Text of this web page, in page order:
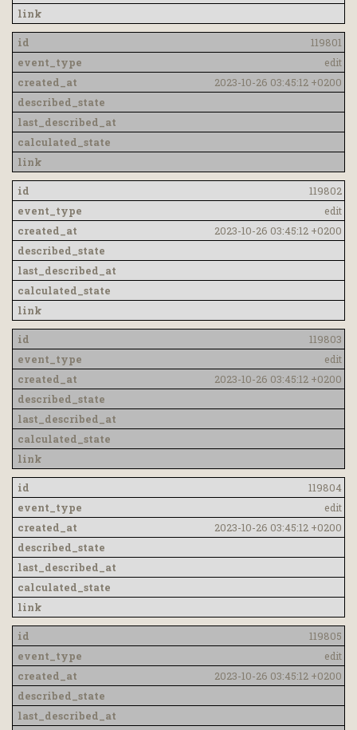
119801
edit
2023-10-26 03:45:12 +0200
119802
edit
2023-10-26 03:45:12 +0200
119803
edit
2023-10-26 03:45:12 +0200
119804
edit
2023-10-26 03:45:12 +0200
119805
edit
2023-10-26 03:45:12 +0200